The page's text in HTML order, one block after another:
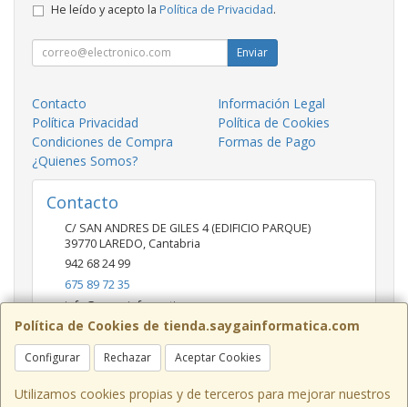
Política de Cookies de tienda.saygainformatica.com
Configurar Rechazar Aceptar Cookies
Utilizamos cookies propias y de terceros para mejorar nuestros
He leído y acepto la Política de Privacidad.
Enviar
Contacto
Información Legal
Política Privacidad
Política de Cookies
Condiciones de Compra
Formas de Pago
¿Quienes Somos?
Contacto
C/ SAN ANDRES DE GILES 4 (EDIFICIO PARQUE)
39770LAREDO, Cantabria
942 68 24 99
675 89 72 35
info@saygainformatica.com
Horario
10-14 / 19:00-20:30